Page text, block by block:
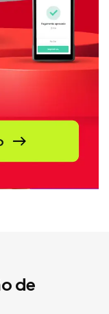
de